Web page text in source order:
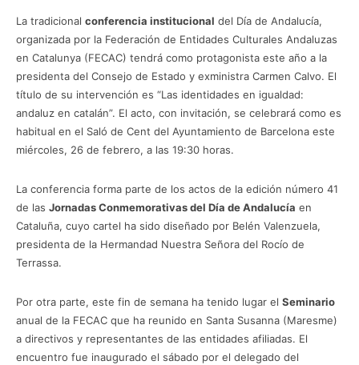
La tradicional conferencia institucional del Día de Andalucía,
organizada por la Federación de Entidades Culturales Andaluzas
en Catalunya (FECAC) tendrá como protagonista este año a la
presidenta del Consejo de Estado y exministra Carmen Calvo. El
título de su intervención es “Las identidades en igualdad:
andaluz en catalán”. El acto, con invitación, se celebrará como es
habitual en el Saló de Cent del Ayuntamiento de Barcelona este
miércoles, 26 de febrero, a las 19:30 horas.
La conferencia forma parte de los actos de la edición número 41
de las Jornadas Conmemorativas del Día de Andalucía en
Cataluña, cuyo cartel ha sido diseñado por Belén Valenzuela,
presidenta de la Hermandad Nuestra Señora del Rocío de
Terrassa.
Por otra parte, este fin de semana ha tenido lugar el Seminario
anual de la FECAC que ha reunido en Santa Susanna (Maresme)
a directivos y representantes de las entidades afiliadas. El
encuentro fue inaugurado el sábado por el delegado del